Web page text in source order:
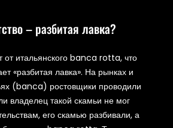
– разбитая лавка?
от итальянского banca rotta, что
«разбитая лавка». На рынках и
(banca) ростовщики проводили
владелец такой скамьи не мог
его скамью разбивали, а